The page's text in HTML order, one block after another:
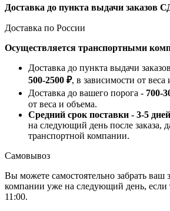
Доставка до пункта выдачи заказов
Доставка по России
Осуществляется транспортными
Доставка до пункта выдачи
500-2500 ₽, в зависимости от веса
Доставка до вашего порога - 700-
от веса и объема.
Средний срок поставки - 3-5 дней
на следующий день после заказа,
транспортной компании.
Самовывоз
Вы можете самостоятельно забрать ваш
компании уже на следующий день, если
11:00.